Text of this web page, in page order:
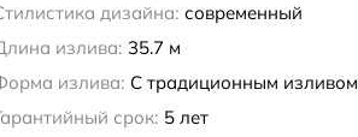
дизайна: современный
излива: 35.7 м
излива: С традиционным изливом
срок: 5 лет